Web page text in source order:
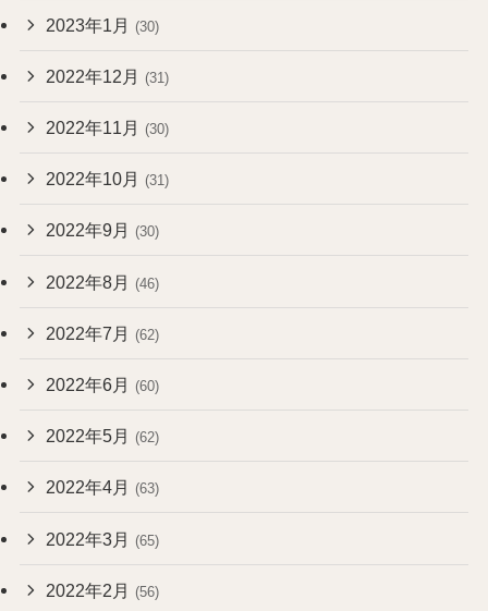
2023年1月 (30)
2022年12月 (31)
2022年11月 (30)
2022年10月 (31)
2022年9月 (30)
2022年8月 (46)
2022年7月 (62)
2022年6月 (60)
2022年5月 (62)
2022年4月 (63)
2022年3月 (65)
2022年2月 (56)